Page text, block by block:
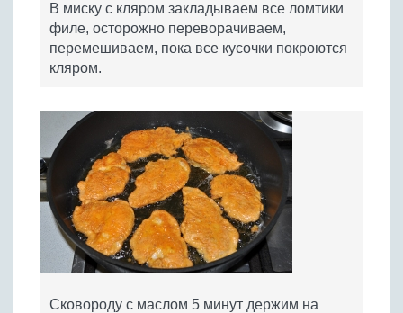
В миску с кляром закладываем все ломтики
филе, осторожно переворачиваем,
перемешиваем, пока все кусочки покроются
кляром.
Сковороду с маслом 5 минут держим на